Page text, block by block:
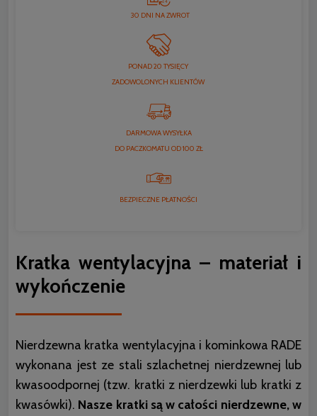
30 DNI NA ZWROT
PONAD 20 TYSIĘCY
ZADOWOLONYCH KLIENTÓW
DARMOWA WYSYŁKA
DO PACZKOMATU OD 100 ZŁ
BEZPIECZNE PŁATNOŚCI
Kratka wentylacyjna – materiał i
wykończenie
Nierdzewna kratka wentylacyjna i kominkowa RADE
wykonana jest ze stali szlachetnej nierdzewnej lub
kwasoodpornej (tzw. kratki z nierdzewki lub kratki z
kwasówki). Nasze kratki są w całości nierdzewne, w